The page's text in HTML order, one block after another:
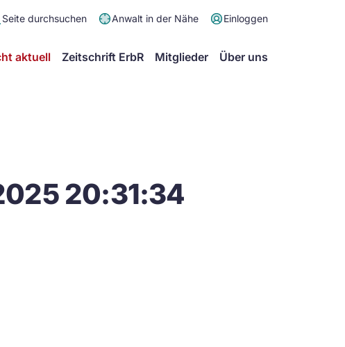
Seite durchsuchen Anwalt in der Nähe Einloggen
aktuell Zeitschrift ErbR Mitglieder Über uns
20:31:34